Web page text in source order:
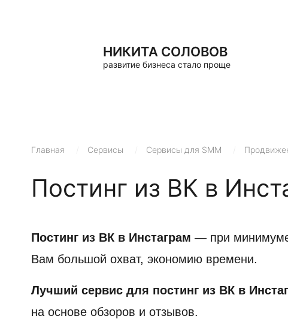
НИКИТА СОЛОВОВ
развитие бизнеса стало проще
Главная Сервисы Сервисы для SMM
Постинг из ВК в
Постинг из ВК в Инстаграм — при минимуме
Вам большой охват, экономию времени.
Лучший сервис для постинг из ВК в
на основе обзоров и отзывов.